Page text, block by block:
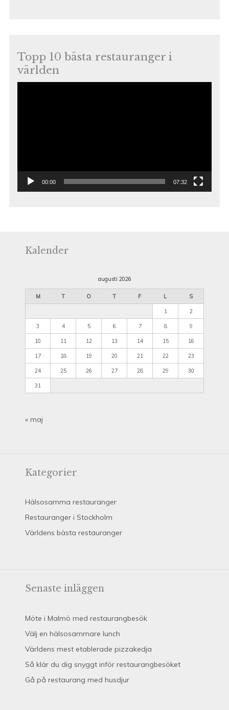
Topp 10 bästa restauranger i
världen
00:00 07:32
Kalender
augusti 2026
M T O T F L S
1 2
3 4 5 6 7 8 9
10 11 12 13 14 15 16
17 18 19 20 21 22 23
24 25 26 27 28 29 30
31
« maj
Kategorier
Hälsosamma restauranger
Restauranger i Stockholm
Världens bästa restauranger
Senaste inläggen
Möte i Malmö med restaurangbesök
Välj en hälsosammare lunch
Världens mest etablerade pizzakedja
Så klär du dig snyggt inför restaurangbesöket
Gå på restaurang med husdjur